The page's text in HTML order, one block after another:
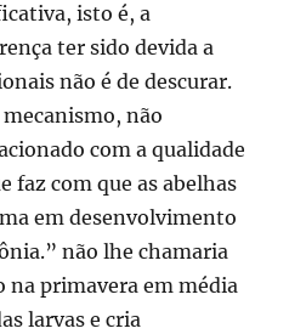
isto é, a
ter sido devida a
não é de descurar.
não
com a qualidade
faz com que as abelhas
em desenvolvimento
não lhe chamaria
na primavera em média
larvas e cria